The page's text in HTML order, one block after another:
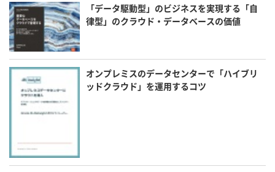
「データ駆動型」のビジネスを実現する「自
律型」のクラウド・データベースの価値
オンプレミスのデータセンターで「ハイブリ
ッドクラウド」を運用するコツ